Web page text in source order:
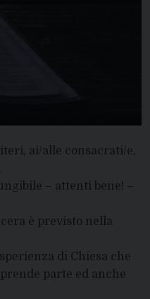
ai/alle consacrati/e,
– attenti bene! –
è previsto nella
di Chiesa che
parte ed anche